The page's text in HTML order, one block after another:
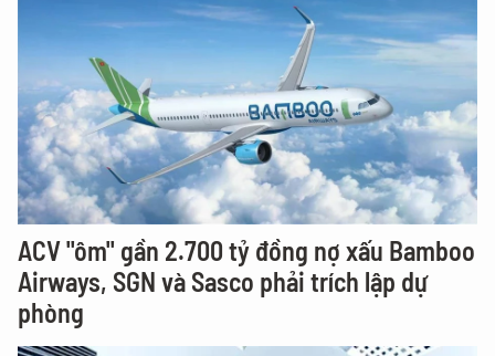
ACV "ôm" gần 2.700 tỷ đồng nợ xấu Bamboo
Airways, SGN và Sasco phải trích lập dự
phòng